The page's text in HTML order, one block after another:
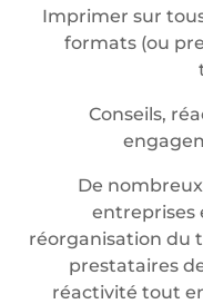
Imprimer sur
formats (ou
Conseils,
De
entreprises
réorganisation du
prestataires
réactivité tout